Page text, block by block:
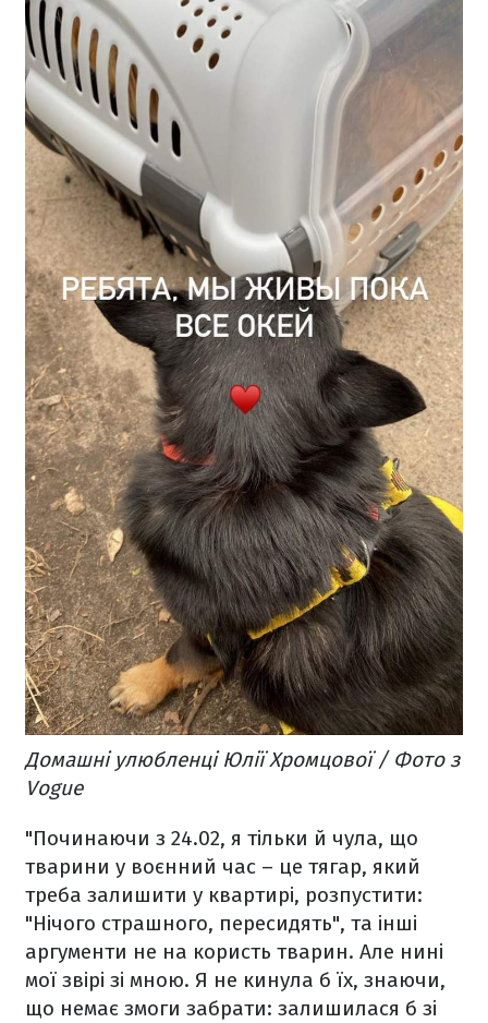
Домашні улюбленці Юлії Хромцової / Фото з
Vogue
"Починаючи з 24.02, я тільки й чула, що
тварини у воєнний час – це тягар, який
треба залишити у квартирі, розпустити:
"Нічого страшного, пересидять", та інші
аргументи не на користь тварин. Але нині
мої звірі зі мною. Я не кинула б їх, знаючи,
що немає змоги забрати: залишилася б зі